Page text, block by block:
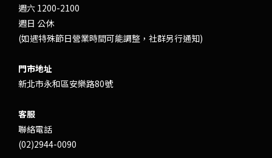
週六 1200-2100
週日 公休
(如遇特殊節日營業時間可能調整，社群另行通知)
門市地址
新北市永和區安樂路80號
客服
聯絡電話
(02)2944-0090